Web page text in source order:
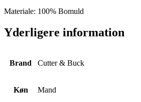
Materiale: 100% Bomuld
Yderligere information
Brand Cutter & Buck
Køn Mand